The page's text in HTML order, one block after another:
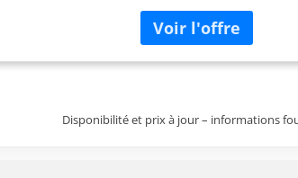
Disponibilité et prix à jour – informations